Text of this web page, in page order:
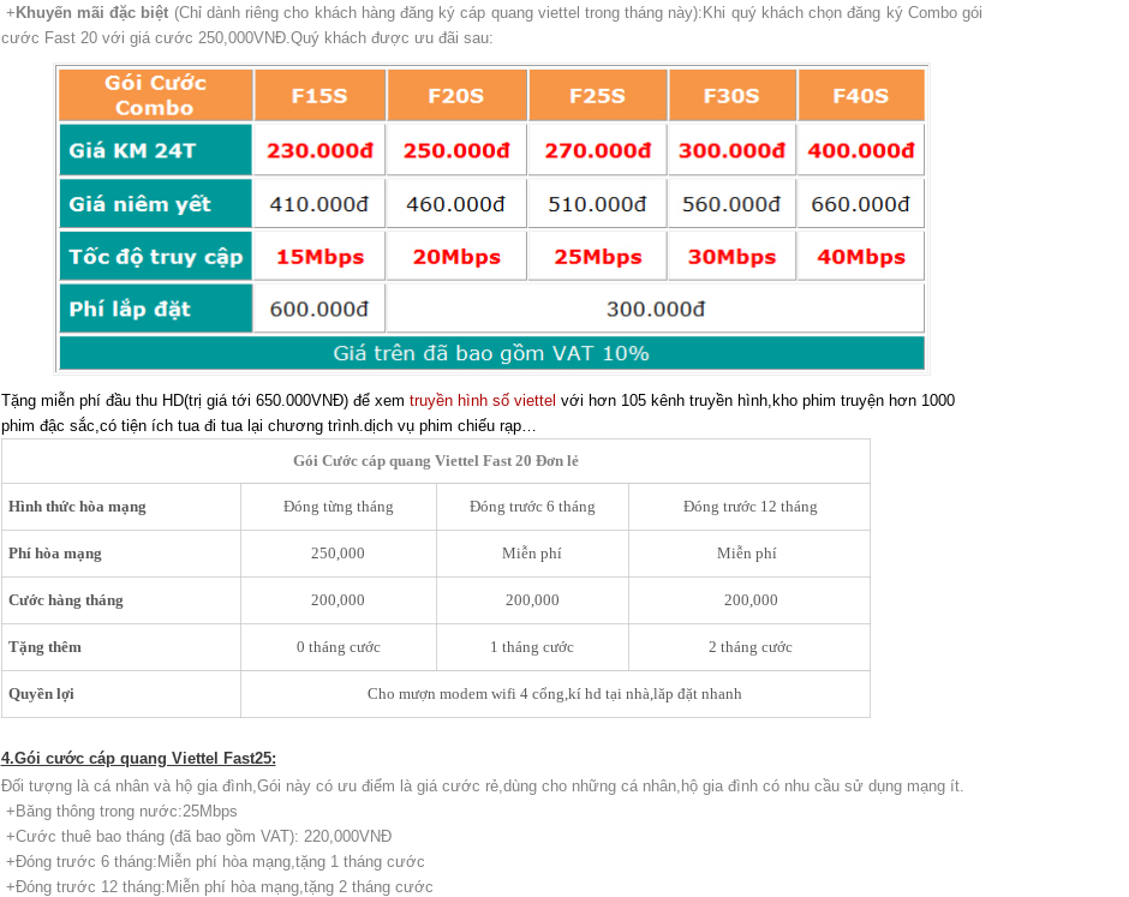
+ Khuyến mãi đặc biệt (Chỉ dành riêng cho khách hàng đăng ký cáp quang viettel trong tháng này):Khi quý khách chọn đăng ký Combo gói
cước Fast 20 với giá cước 250,000VNĐ.Quý khách được ưu đãi sau:
Tặng miễn phí đầu thu HD(trị giá tới 650.000VNĐ) để xem truyền hình số viettel với hơn 105 kênh truyền hình,kho phim truyện hơn 1000
phim đậc sắc,có tiện ích tua đi tua lại chương trình.dịch vụ phim chiếu rạp…
Gói Cước cáp quang Viettel Fast 20 Đơn lẻ
Hình thức hòa mạng Đóng từng tháng Đóng trước 6 tháng Đóng trước 12 tháng
Phí hòa mạng 250,000 Miễn phí Miễn phí
Cước hàng tháng 200,000 200,000 200,000
Tặng thêm 0 tháng cước 1 tháng cước 2 tháng cước
Quyền lợi Cho mượn modem wifi 4 cổng,kí hd tại nhà,lăp đặt nhanh
4.Gói cước cáp quang Viettel Fast25:
Đối tượng là cá nhân và hộ gia đình,Gói này có ưu điểm là giá cước rẻ,dùng cho những cá nhân,hộ gia đình có nhu cầu sử dụng mạng ít.
+Băng thông trong nước:25Mbps
+Cước thuê bao tháng (đã bao gồm VAT): 220,000VNĐ
+Đóng trước 6 tháng:Miễn phí hòa mạng,tặng 1 tháng cước
+Đóng trước 12 tháng:Miễn phí hòa mạng,tặng 2 tháng cước